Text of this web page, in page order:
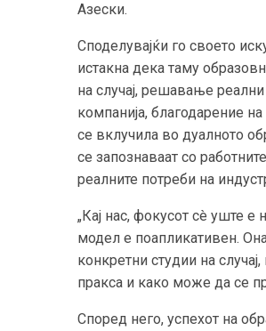
Азески.
Споделувајќи го своето
истакна дека таму
на случај, решавање
компанија, благодарение
се вклучила во дуалното
се запознаваат со
реалните потреби на
„Кај нас, фокусот сè уште
модел е поапликативен.
конкретни студии на
пракса и како може да се
Според него, успехот на